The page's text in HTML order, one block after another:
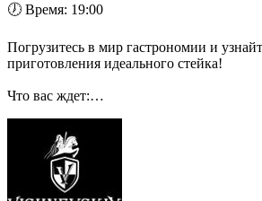
🕖 Время: 19:00
Погрузитесь в мир гастрономии и
приготовления идеального стейка!
Что вас ждет:
- Практика, где вы сможете применить
навыки.
- Дегустация отличных блюд,
вашим шефом!